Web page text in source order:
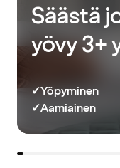
Säästä
yövy 3+
✓Yöpyminen
✓Aamiainen